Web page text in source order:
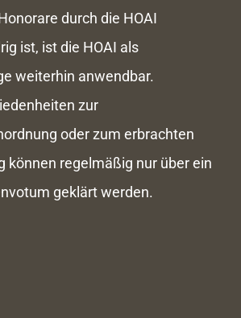
durch die HOAI
ist, ist die HOAI als
weiterhin anwendbar.
zur
oder zum erbrachten
können regelmäßig nur über ein
geklärt werden.